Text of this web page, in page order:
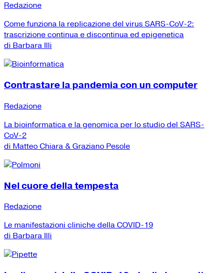
Redazione
Come funziona la replicazione del virus SARS-CoV-2:
trascrizione continua e discontinua ed epigenetica
di Barbara Illi
Contrastare la pandemia con un computer
Redazione
La bioinformatica e la genomica per lo studio del SARS-
CoV-2
di Matteo Chiara & Graziano Pesole
Nel cuore della tempesta
Redazione
Le manifestazioni cliniche della COVID-19
di Barbara Illi